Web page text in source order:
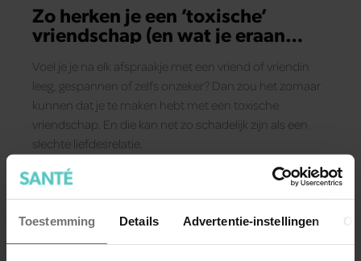
Toestemming Details Advertentie-instellingen
Zo herken je een ’toxische’
vriendschap (en wat je eraan
Voel je je na elk afspraakje met een vriend of vriendin
leeg, gespannen of zelfs onzeker? Dan zou het zomaar
kunnen dat je te maken hebt met een toxische
vriendschap. En die kan net zo schadelijk zijn als een
slechte liefdesrelatie.